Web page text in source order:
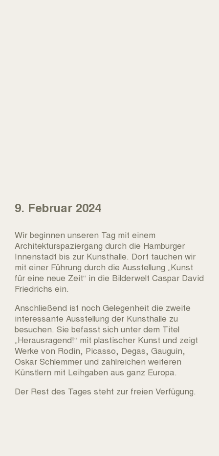
9. Februar 2024
Wir beginnen unseren Tag mit einem
Architekturspaziergang durch die Hamburger
Innenstadt bis zur Kunsthalle. Dort tauchen wir
mit einer Führung durch die Ausstellung „Kunst
für eine neue Zeit“ in die Bilderwelt Caspar David
Friedrichs ein.
Anschließend ist noch Gelegenheit die zweite
interessante Ausstellung der Kunsthalle zu
besuchen. Sie befasst sich unter dem Titel
„Herausragend!“ mit plastischer Kunst und zeigt
Werke von Rodin, Picasso, Degas, Gauguin,
Oskar Schlemmer und zahlreichen weiteren
Künstlern mit Leihgaben aus ganz Europa.
Der Rest des Tages steht zur freien Verfügung.